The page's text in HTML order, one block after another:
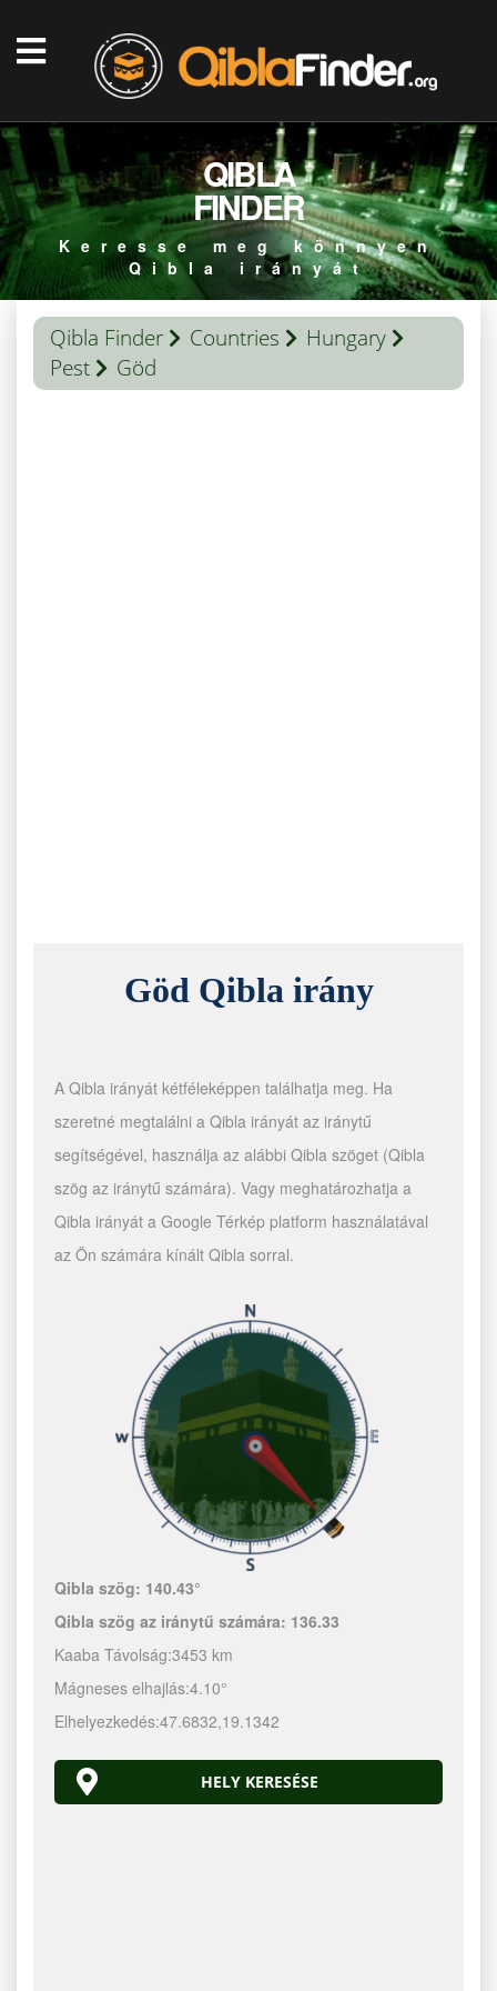
QIBLA
FINDER
Keresse meg könnyen
Qibla irányát
Qibla Finder Countries
Hungary
Pest
Göd
Göd Qibla irány
A Qibla irányát kétféleképpen találhatja meg. Ha
szeretné megtalálni a Qibla irányát az iránytű
segítségével, használja az alábbi Qibla szöget (Qibla
szög az iránytű számára). Vagy meghatározhatja a
Qibla irányát a Google Térkép platform használatával
az Ön számára kínált Qibla sorral.
Qibla szög: 140.43°
Qibla szög az iránytű számára: 136.33
Kaaba Távolság:3453 km
Mágneses elhajlás:4.10°
Elhelyezkedés:47.6832,19.1342
HELY KERESÉSE